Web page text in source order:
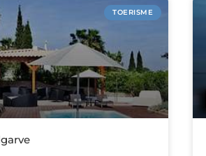
TOERISME